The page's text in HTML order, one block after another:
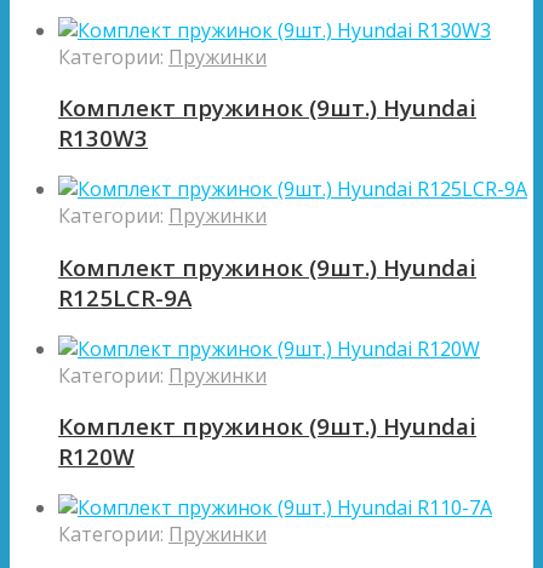
Категории: Пружинки
Комплект пружинок (9шт.) Hyundai
R130W3
Категории: Пружинки
Комплект пружинок (9шт.) Hyundai
R125LCR-9A
Категории: Пружинки
Комплект пружинок (9шт.) Hyundai
R120W
Категории: Пружинки